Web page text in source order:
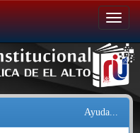
Ayuda...